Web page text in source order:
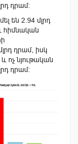
դրամ։
են 2.94 մլրդ
հիմնական
դրամ, իսկ
ոչ նյութական
դրամ։